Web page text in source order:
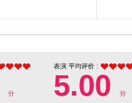
分
表演 平均评价 :
5.00 分